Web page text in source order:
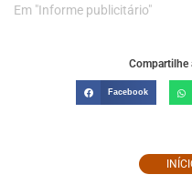
Em "Informe publicitário"
Compartilhe
Facebook